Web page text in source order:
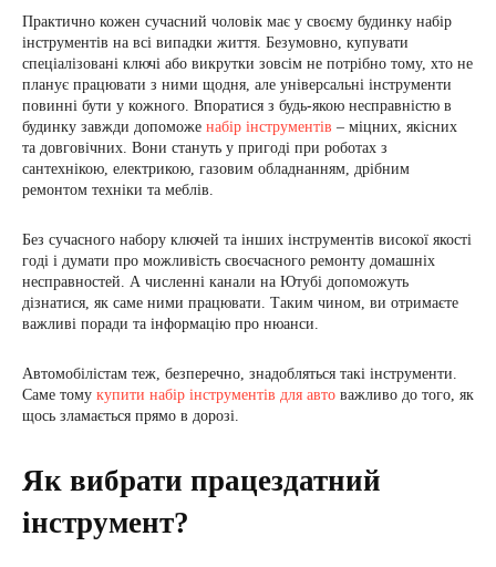
Практично кожен сучасний чоловік має у своєму будинку набір
інструментів на всі випадки життя. Безумовно, купувати
спеціалізовані ключі або викрутки зовсім не потрібно тому, хто не
планує працювати з ними щодня, але універсальні інструменти
повинні бути у кожного. Впоратися з будь-якою несправністю в
будинку завжди допоможе набір інструментів – міцних, якісних
та довговічних. Вони стануть у пригоді при роботах з
сантехнікою, електрикою, газовим обладнанням, дрібним
ремонтом техніки та меблів.
Без сучасного набору ключей та інших інструментів високої якості
годі і думати про можливість своєчасного ремонту домашніх
несправностей. А численні канали на Ютубі допоможуть
дізнатися, як саме ними працювати. Таким чином, ви отримаєте
важливі поради та інформацію про нюанси.
Автомобілістам теж, безперечно, знадобляться такі інструменти.
Саме тому купити набір інструментів для авто важливо до того, як
щось зламається прямо в дорозі.
Як вибрати працездатний
інструмент?